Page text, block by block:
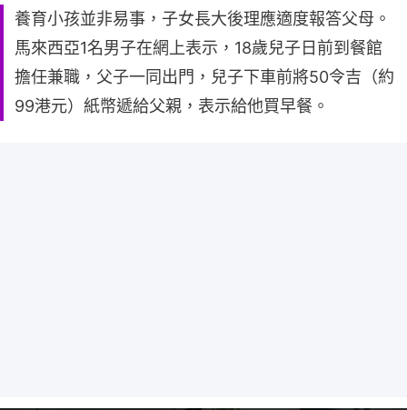
養育小孩並非易事，子女長大後理應適度報答父母。
馬來西亞1名男子在網上表示，18歲兒子日前到餐館
擔任兼職，父子一同出門，兒子下車前將50令吉（約
99港元）紙幣遞給父親，表示給他買早餐。